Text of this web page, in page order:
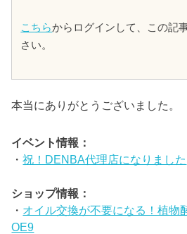
こちらからログインして、この記
さい。
本当にありがとうございました。
イベント情報：
・祝！DENBA代理店になりました
ショップ情報：
・ オイル交換が不要になる！植物
OE9